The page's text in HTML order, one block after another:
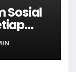
Sosial